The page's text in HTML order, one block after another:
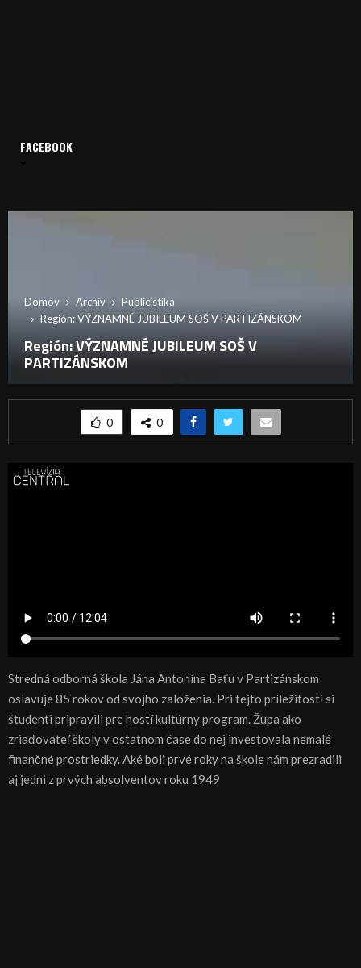
Domov Archív
Publicistika
Región: VÝZNAMNÉ JUBILEUM SOŠ V PARTIZÁNSKOM
Región: VÝZNAMNÉ JUBILEUM SOŠ V
PARTIZÁNSKOM
0 0
Stredná odborná škola Jána Antonína Baťu v Partizánskom
oslavuje 85 rokov od svojho založenia. Pri tejto príležitosti si
študenti pripravili pre hostí kultúrny program. Župa ako
zriaďovateľ školy v ostatnom čase do nej investovala nemalé
finančné prostriedky. Aké boli prvé roky na škole nám prezradili
aj jedni z prvých absolventov roku 1949
FACEBOOK